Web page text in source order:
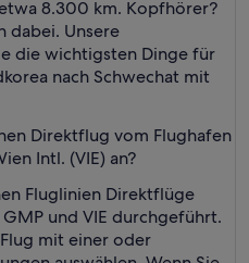
8.300 km. Kopfhörer?
dabei. Unsere
die wichtigsten Dinge für
nach Schwechat mit
Direktflug vom Flughafen
Intl. (VIE) an?
Fluglinien Direktflüge
und VIE durchgeführt.
mit einer oder